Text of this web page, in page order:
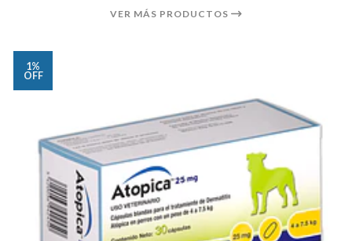
VER MÁS PRODUCTOS
1%
OFF